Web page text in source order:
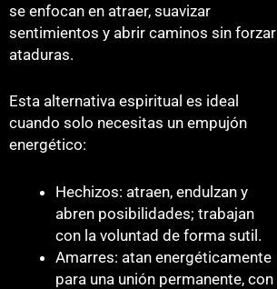
se enfocan en atraer, suavizar
sentimientos y abrir caminos sin forzar
ataduras.
Esta alternativa espiritual es ideal
cuando solo necesitas un empujón
energético:
Hechizos: atraen, endulzan y
abren posibilidades; trabajan
con la voluntad de forma sutil.
Amarres: atan energéticamente
para una unión permanente, con